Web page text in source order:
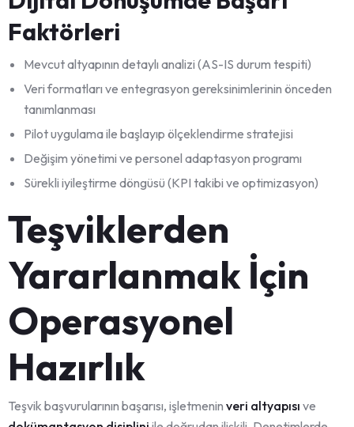
Faktörleri
Mevcut altyapının detaylı analizi (AS-IS durum tespiti)
Veri formatları ve entegrasyon gereksinimlerinin önceden
tanımlanması
Pilot uygulama ile başlayıp ölçeklendirme stratejisi
Değişim yönetimi ve personel adaptasyon programı
Sürekli iyileştirme döngüsü (KPI takibi ve optimizasyon)
Teşviklerden
Yararlanmak İçin
Operasyonel
Hazırlık
Teşvik başvurularının başarısı, işletmenin veri altyapısı ve